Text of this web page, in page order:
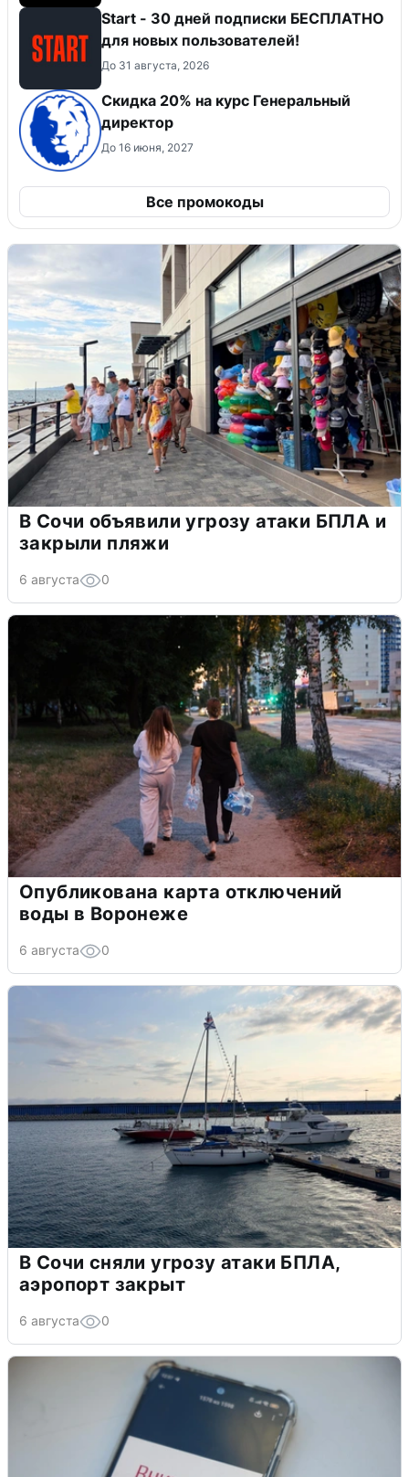
Start - 30 дней подписки БЕСПЛАТНО
для новых пользователей!
До 31 августа, 2026
Скидка 20% на курс Генеральный
директор
До 16 июня, 2027
Все промокоды
В Сочи объявили угрозу атаки БПЛА и
закрыли пляжи
6 августа 0
Опубликована карта отключений
воды в Воронеже
6 августа 0
В Сочи сняли угрозу атаки БПЛА,
аэропорт закрыт
6 августа 0